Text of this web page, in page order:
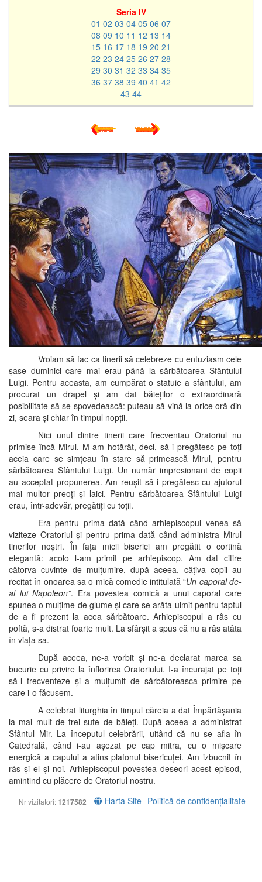
Seria IV
01 02 03 04 05 06 07
08 09 10 11 12 13 14
15 16 17 18 19 20 21
22 23 24 25 26 27 28
29 30 31 32 33 34 35
36 37 38 39 40 41 42
43 44
Vroiam să fac ca tinerii să celebreze cu entuziasm cele
șase duminici care mai erau până la sărbătoarea Sfântului
Luigi. Pentru aceasta, am cumpărat o statuie a sfântului, am
procurat un drapel și am dat băieților o extraordinară
posibilitate să se spovedească: puteau să vină la orice oră din
zi, seara și chiar în timpul nopții.
Nici unul dintre tinerii care frecventau Oratoriul nu
primise încă Mirul. M-am hotărât, deci, să-i pregătesc pe toți
aceia care se simțeau în stare să primească Mirul, pentru
sărbătoarea Sfântului Luigi. Un număr impresionant de copii
au acceptat propunerea. Am reușit să-i pregătesc cu ajutorul
mai multor preoți și laici. Pentru sărbătoarea Sfântului Luigi
erau, într-adevăr, pregătiți cu toții.
Era pentru prima dată când arhiepiscopul venea să
viziteze Oratoriul și pentru prima dată când administra Mirul
tinerilor noștri. În fața micii biserici am pregătit o cortină
elegantă: acolo l-am primit pe arhiepiscop. Am dat citire
câtorva cuvinte de mulțumire, după aceea, câțiva copii au
recitat în onoarea sa o mică comedie intitulată “Un caporal de-
al lui Napoleon”. Era povestea comică a unui caporal care
spunea o mulțime de glume și care se arăta uimit pentru faptul
de a fi prezent la acea sărbătoare. Arhiepiscopul a râs cu
poftă, s-a distrat foarte mult. La sfârșit a spus că nu a râs atâta
în viața sa.
După aceea, ne-a vorbit și ne-a declarat marea sa
bucurie cu privire la înflorirea Oratoriului. I-a încurajat pe toți
să-l frecventeze și a mulțumit de sărbătoreasca primire pe
care i-o făcusem.
A celebrat liturghia în timpul căreia a dat Împărtășania
la mai mult de trei sute de băieți. După aceea a administrat
Sfântul Mir. La începutul celebrării, uitând că nu se afla în
Catedrală, când i-au așezat pe cap mitra, cu o mișcare
energică a capului a atins plafonul bisericuței. Am izbucnit în
râs și el și noi. Arhiepiscopul povestea deseori acest episod,
amintind cu plăcere de Oratoriul nostru.
Nr vizitatori: 1217582 Harta Site Politică de confidențialitate